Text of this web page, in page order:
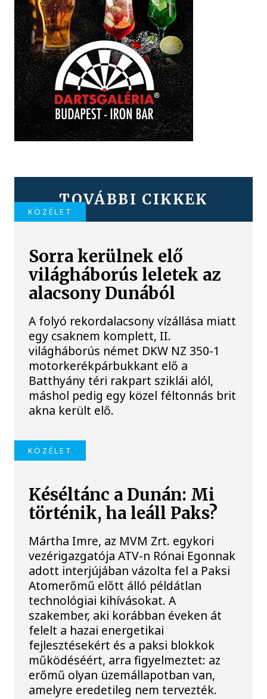
TOVÁBBI CIKKEK
KÖZÉLET
Sorra kerülnek elő
világháborús leletek az
alacsony Dunából
A folyó rekordalacsony vízállása miatt
egy csaknem komplett, II.
világháborús német DKW NZ 350-1
motorkerékpárbukkant elő a
Batthyány téri rakpart sziklái alól,
máshol pedig egy közel féltonnás brit
akna került elő.
KÖZÉLET
Késéltánc a Dunán: Mi
történik, ha leáll Paks?
Mártha Imre, az MVM Zrt. egykori
vezérigazgatója ATV-n Rónai Egonnak
adott interjújában vázolta fel a Paksi
Atomerőmű előtt álló példátlan
technológiai kihívásokat. A
szakember, aki korábban éveken át
felelt a hazai energetikai
fejlesztésekért és a paksi blokkok
működéséért, arra figyelmeztet: az
erőmű olyan üzemállapotban van,
amelyre eredetileg nem tervezték.